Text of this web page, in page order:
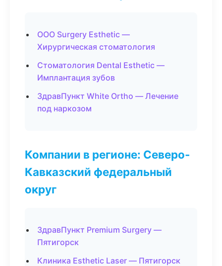
ООО Surgery Esthetic —
Хирургическая стоматология
Стоматология Dental Esthetic —
Имплантация зубов
ЗдравПункт White Ortho — Лечение
под наркозом
Компании в регионе: Северо-
Кавказский федеральный
округ
ЗдравПункт Premium Surgery —
Пятигорск
Клиника Esthetic Laser — Пятигорск